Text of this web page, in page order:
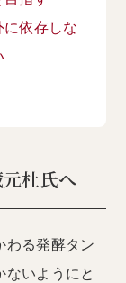
依存しな
杜氏へ
わる発酵タン
ないようにと